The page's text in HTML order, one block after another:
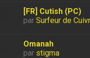
[FR] Cutish (PC)
par Surfeur de
Omanah
par stigma